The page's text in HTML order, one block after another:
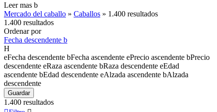
Leer mas b
Mercado del caballo » Caballos » 1.400 resultados
1.400 resultados
Ordenar por
Fecha descendente b
H
eFecha descendente bFecha ascendente ePrecio ascendente bPrecio
descendente eRaza ascendente bRaza descendente eEdad
ascendente bEdad descendente eAlzada ascendente bAlzada
descendente
Guardar
1.400 resultados